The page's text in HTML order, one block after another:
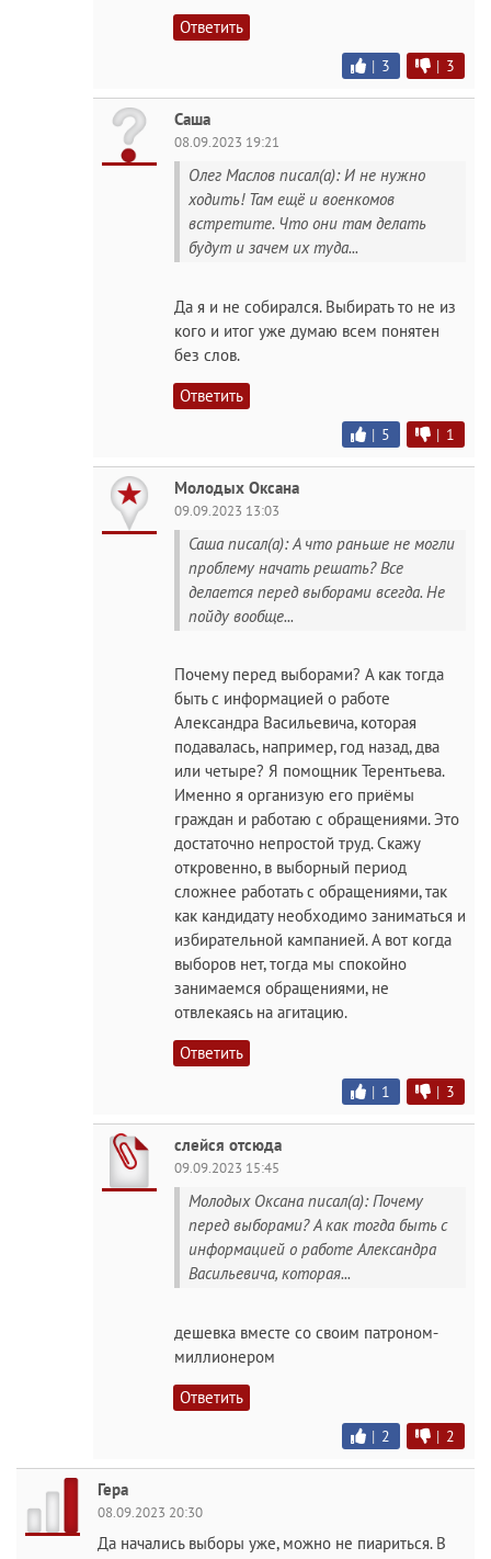
Ответить
| 3 | 3
Саша
08.09.2023 19:21
Олег Маслов писал(а): И не нужно
ходить! Там ещё и военкомов
встретите. Что они там делать
будут и зачем их туда...
Да я и не собирался. Выбирать то не из
кого и итог уже думаю всем понятен
без слов.
Ответить
| 5 | 1
Молодых Оксана
09.09.2023 13:03
Саша писал(а): А что раньше не могли
проблему начать решать? Все
делается перед выборами всегда. Не
пойду вообще...
Почему перед выборами? А как тогда
быть с информацией о работе
Александра Васильевича, которая
подавалась, например, год назад, два
или четыре? Я помощник Терентьева.
Именно я организую его приёмы
граждан и работаю с обращениями. Это
достаточно непростой труд. Скажу
откровенно, в выборный период
сложнее работать с обращениями, так
как кандидату необходимо заниматься и
избирательной кампанией. А вот когда
выборов нет, тогда мы спокойно
занимаемся обращениями, не
отвлекаясь на агитацию.
Ответить
| 1 | 3
слейся отсюда
09.09.2023 15:45
Молодых Оксана писал(а): Почему
перед выборами? А как тогда быть с
информацией о работе Александра
Васильевича, которая...
дешевка вместе со своим патроном-
миллионером
Ответить
| 2 | 2
Гера
08.09.2023 20:30
Да начались выборы уже, можно не пиариться. В